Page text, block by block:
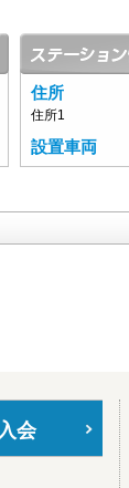
住所
住所1
設置車両
会